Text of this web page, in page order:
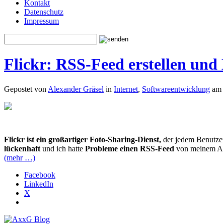
Kontakt
Datenschutz
Impressum
Flickr: RSS-Feed erstellen
Gepostet von Alexander Gräsel in Internet, Softwareentwicklung
Flickr ist ein großartiger Foto-Sharing-Dienst, der jedem
lückenhaft und ich hatte Probleme einen RSS-Feed von meinem
(mehr …)
Facebook
LinkedIn
X